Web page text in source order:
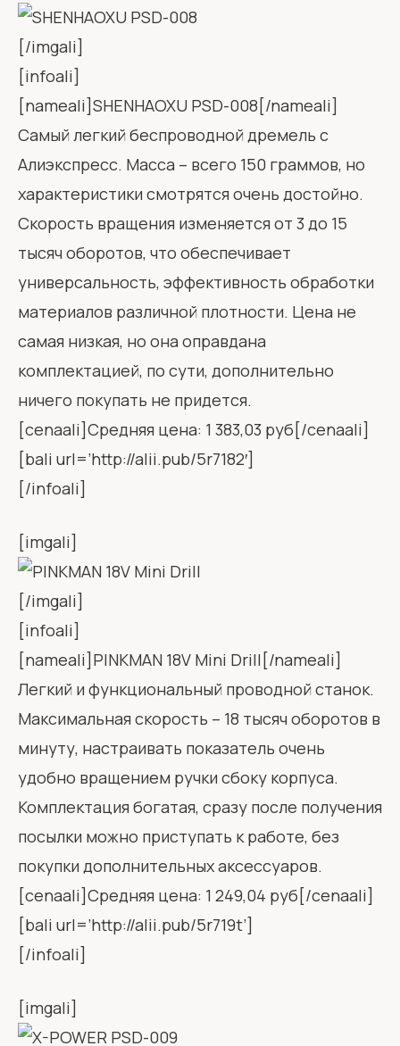
[/imgali]
[infoali]
[nameali]SHENHAOXU PSD-008[/nameali]
Самый легкий беспроводной дремель с
Алиэкспресс. Масса – всего 150 граммов, но
характеристики смотрятся очень достойно.
Скорость вращения изменяется от 3 до 15
тысяч оборотов, что обеспечивает
универсальность, эффективность обработки
материалов различной плотности. Цена не
самая низкая, но она оправдана
комплектацией, по сути, дополнительно
ничего покупать не придется.
[cenaali]Средняя цена: 1 383,03 руб[/cenaali]
[bali url=’http://alii.pub/5r7182′]
[/infoali]
[imgali]
[/imgali]
[infoali]
[nameali]PINKMAN 18V Mini Drill[/nameali]
Легкий и функциональный проводной станок.
Максимальная скорость – 18 тысяч оборотов в
минуту, настраивать показатель очень
удобно вращением ручки сбоку корпуса.
Комплектация богатая, сразу после получения
посылки можно приступать к работе, без
покупки дополнительных аксессуаров.
[cenaali]Средняя цена: 1 249,04 руб[/cenaali]
[bali url=’http://alii.pub/5r719t’]
[/infoali]
[imgali]